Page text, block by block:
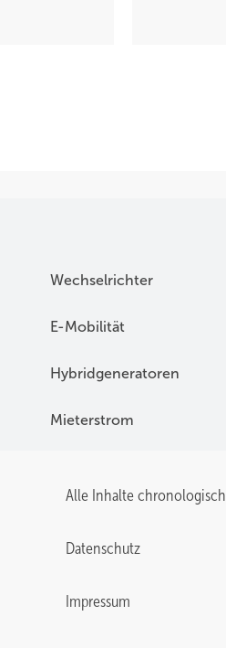
Wechselrichter
E-Mobilität
Hybridgeneratoren
Mieterstrom
Alle Inhalte chronologisch
Datenschutz
Impressum